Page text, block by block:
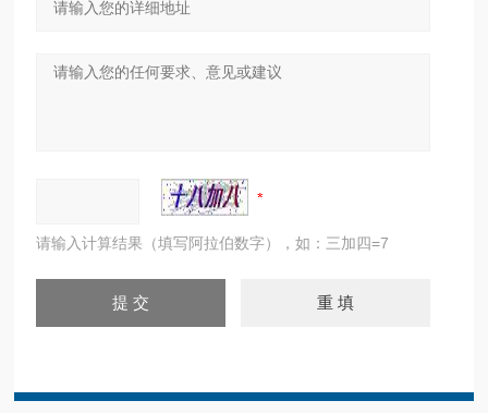
请输入计算结果（填写阿拉伯数字），如：三加四=7